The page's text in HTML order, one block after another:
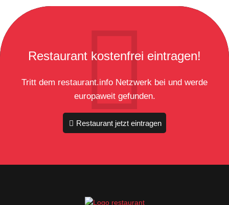
Restaurant kostenfrei eintragen!
Tritt dem restaurant.info Netzwerk bei und werde
europaweit gefunden.
Restaurant jetzt eintragen